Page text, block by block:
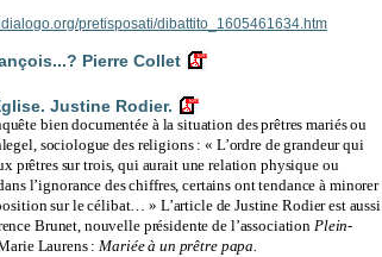
pretisposati/dibattito_1605461634.htm
Pierre Collet
Justine Rodier.
bien documentée à la situation des prêtres mariés ou
sociologue des religions : « L’ordre de grandeur qui
prêtres sur trois, qui aurait une relation physique ou
l’ignorance des chiffres, certains ont tendance à minorer
sur le célibat… » L’article de Justine Rodier est aussi
Brunet, nouvelle présidente de l’association Plein-
Laurens :Mariée à un prêtre papa.